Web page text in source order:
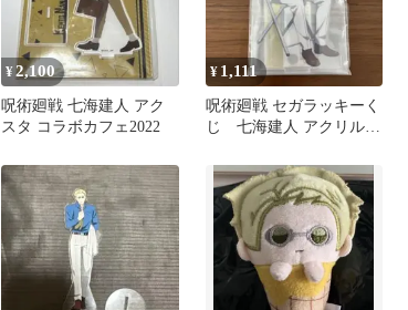
¥2,100
呪術廻戦 七海建人 アク
スタ コラボカフェ2022
¥ 1,111
呪術廻戦 セガラッキーく
じ 七海建人 アクリルス